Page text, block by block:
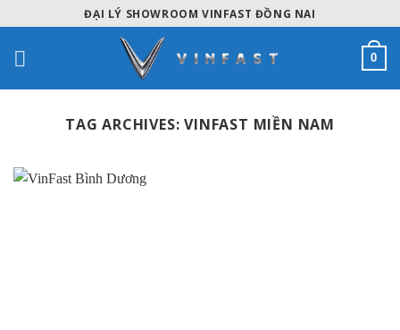
to
content
ĐẠI LÝ SHOWROOM VINFAST ĐỒNG NAI
0
TAG ARCHIVES:VINFAST MIỀN NAM